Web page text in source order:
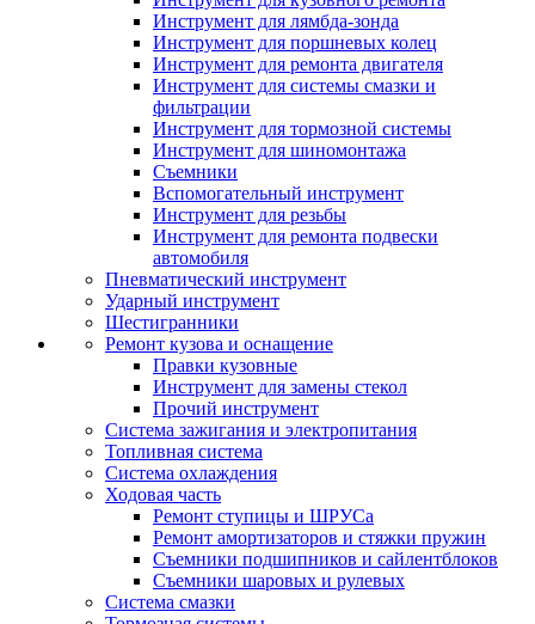
Инструмент для лямбда-зонда
Инструмент для поршневых колец
Инструмент для ремонта двигателя
Инструмент для системы смазки и
фильтрации
Инструмент для тормозной системы
Инструмент для шиномонтажа
Съемники
Вспомогательный инструмент
Инструмент для резьбы
Инструмент для ремонта подвески
автомобиля
Пневматический инструмент
Ударный инструмент
Шестигранники
Ремонт кузова и оснащение
Правки кузовные
Инструмент для замены стекол
Прочий инструмент
Система зажигания и электропитания
Топливная система
Система охлаждения
Ходовая часть
Ремонт ступицы и ШРУСа
Ремонт амортизаторов и стяжки пружин
Съемники подшипников и сайлентблоков
Съемники шаровых и рулевых
Система смазки